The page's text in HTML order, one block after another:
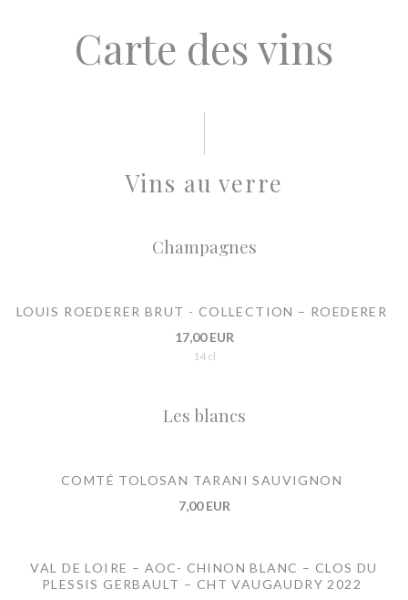
Carte des vins
Vins au verre
Champagnes
LOUIS ROEDERER BRUT - COLLECTION – ROEDERER
17,00 EUR
14 cl
Les blancs
COMTÉ TOLOSAN TARANI SAUVIGNON
7,00 EUR
VAL DE LOIRE – AOC- CHINON BLANC – CLOS DU
PLESSIS GERBAULT – CHT VAUGAUDRY 2022